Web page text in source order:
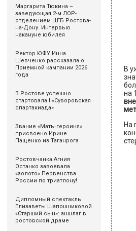
Маргарита Тюкина –
заведующая 2-м ЛОР-
отделением ЦГБ Ростова-
на-Дону. Интервью
накануне юбилея
Ректор ЮФУ Инна
Шевченко рассказала о
Приемной кампании 2026
года
В Ростове успешно
стартовала I «Суворовская
спартакиада»
Звание «Мать‑героиня»
присвоено Ирине
Пащенко из Таганрога
Ростовчанка Агния
Останко завоевала
«золото» Первенства
России по триатлону!
Дипломный спектакль
Елизаветы Шапошниковой
«Старший сын»: аншлаг в
ростовской драме
В
на
На